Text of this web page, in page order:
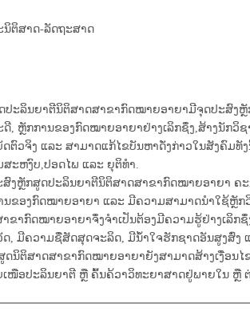
ນິຕິສາດ-ລັດຖະສາດ
ປະລິນຍາຕີນິຕິສາດສາຂາກົດໝາຍອາຍາມີຈຸດປະສົງຫຼັ
ດີ, ຫຼັກການຂອງກົດໝາຍອາຍາຢ່າງເລິກຊຶ່ງ,ສ້າງນັກວິ
ດຕົວຈິງ ແລະ ສາມາດແກ້ໄຂບັນຫາດັ່ງກ່າວໃນສັງຄົມທັ
ສະຫງົບ,ປອດໄພ ແລະ ຍຸຕິທຳ.
ສົງຫຼັກສູດປະລິນຍາຕີນິຕິສາດສາຂາກົດໝາຍອາຍາ ຄ
ນຂອງກົດໝາຍອາຍາ ແລະ ມີຄວາມສາມາດນຳໃຊ້ຫຼັກ
າຂາກົດໝາຍອາຍາຈຶ່ງຈຳເປັນຕ້ອງມີຄວາມຮູ້ຢ່າງເລິ
ດ, ມີຄວາມຊື່ສັດສຸດຈະລິດ, ມີນ້ຳໃຈຮັກຊາດອັນສູງສົ່ງ
ດນິຕິສາດສາຂາກົດໝາຍອາຍາຍັງສາມາດສ້າງເງື່ອນ
ເໜືອປະລິນຍາຕີ ຫຼື ຄົ້ນຄ້ວາວິທະຍາສາດຢູ່ພາຍໃນ ຫຼື ຕ່